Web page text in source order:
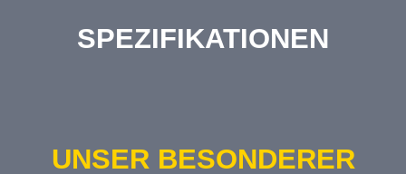
SPEZIFIKATIONEN
UNSER BESONDERER